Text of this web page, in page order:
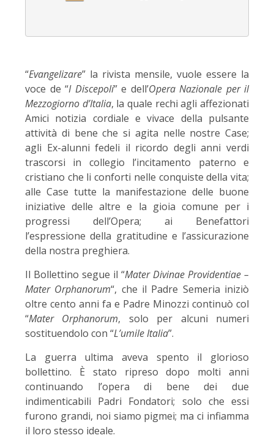
“Evangelizare” la rivista mensile, vuole essere la
voce de “I Discepoli” e dell’Opera Nazionale per il
Mezzogiorno d’Italia, la quale rechi agli affezionati
Amici notizia cordiale e vivace della pulsante
attività di bene che si agita nelle nostre Case;
agli Ex-alunni fedeli il ricordo degli anni verdi
trascorsi in collegio l’incitamento paterno e
cristiano che li conforti nelle conquiste della vita;
alle Case tutte la manifestazione delle buone
iniziative delle altre e la gioia comune per i
progressi dell’Opera; ai Benefattori
l’espressione della gratitudine e l’assicurazione
della nostra preghiera.
Il Bollettino segue il “Mater Divinae Providentiae –
Mater Orphanorum“, che il Padre Semeria iniziò
oltre cento anni fa e Padre Minozzi continuò col
“Mater Orphanorum, solo per alcuni numeri
sostituendolo con “L’umile Italia”.
La guerra ultima aveva spento il glorioso
bollettino. È stato ripreso dopo molti anni
continuando l’opera di bene dei due
indimenticabili Padri Fondatori; solo che essi
furono grandi, noi siamo pigmei; ma ci infiamma
il loro stesso ideale.